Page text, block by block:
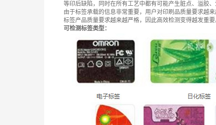
等印后缺陷，同时在所有工艺中都有可能产生脏点、溢胶
由于标签承载的信息非常重要，用户对印刷品质量要求越
标签产品质量要求越来越严格，因此高效检测变得越发重要
可检测标签类型：